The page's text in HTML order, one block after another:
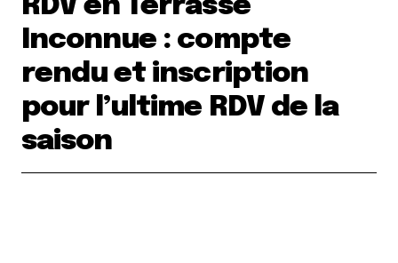
RDV en Terrasse
Inconnue : compte
rendu et inscription
pour l’ultime RDV de la
saison